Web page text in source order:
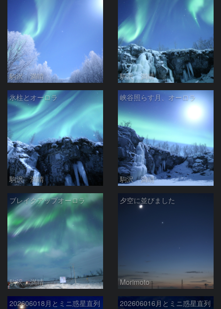
駒沢 満晴 駒沢 満晴
氷柱とオーロラ
駒沢 満晴
峡谷照らす月、オーロラ
駒沢 満晴
ブレイクアップオーロラ
駒沢 満晴
夕空に並びました
Morimoto
202606018月とミニ惑星直列 202606016月とミニ惑星直列